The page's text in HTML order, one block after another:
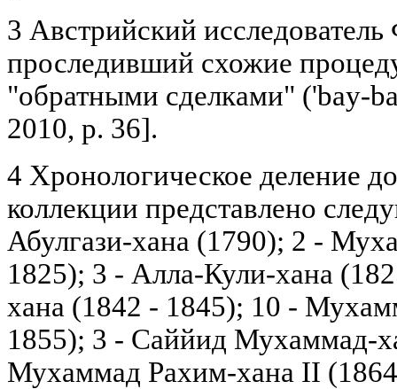
3 Австрийский
проследивший схожие
"обратными сделками" ('bay-
2010, p. 36].
4 Хронологическое деление
коллекции представлено
Абулгази-хана (1790); 2 -
1825); 3 - Алла-Кули-хана
хана (1842 - 1845); 10 -
1855); 3 - Саййид Мухаммад-
Мухаммад Рахим-хана II